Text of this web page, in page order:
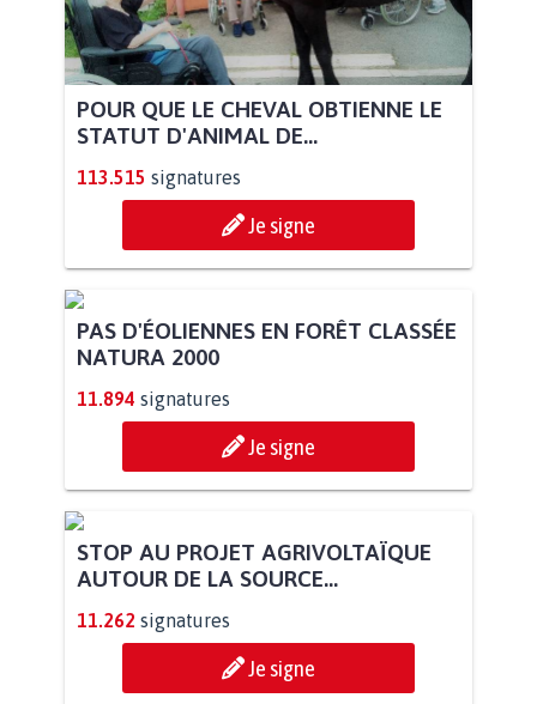
POUR QUE LE CHEVAL OBTIENNE LE
STATUT D'ANIMAL DE...
113.515 signatures
Je signe
PAS D'ÉOLIENNES EN FORÊT CLASSÉE
NATURA 2000
11.894 signatures
Je signe